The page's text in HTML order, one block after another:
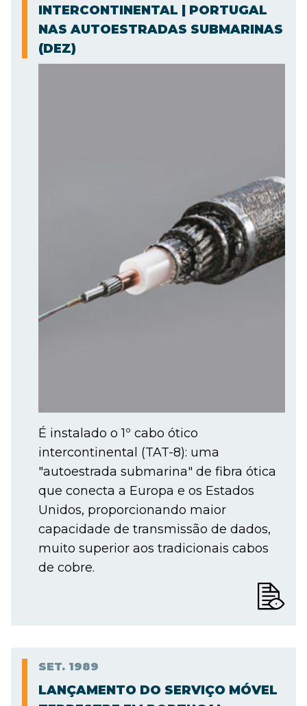
INTERCONTINENTAL | PORTUGAL
NAS AUTOESTRADAS SUBMARINAS
(DEZ)
É instalado o 1º cabo ótico
intercontinental (TAT-8): uma
"autoestrada submarina" de fibra ótica
que conecta a Europa e os Estados
Unidos, proporcionando maior
capacidade de transmissão de dados,
muito superior aos tradicionais cabos
de cobre.
SET. 1989
LANÇAMENTO DO SERVIÇO MÓVEL